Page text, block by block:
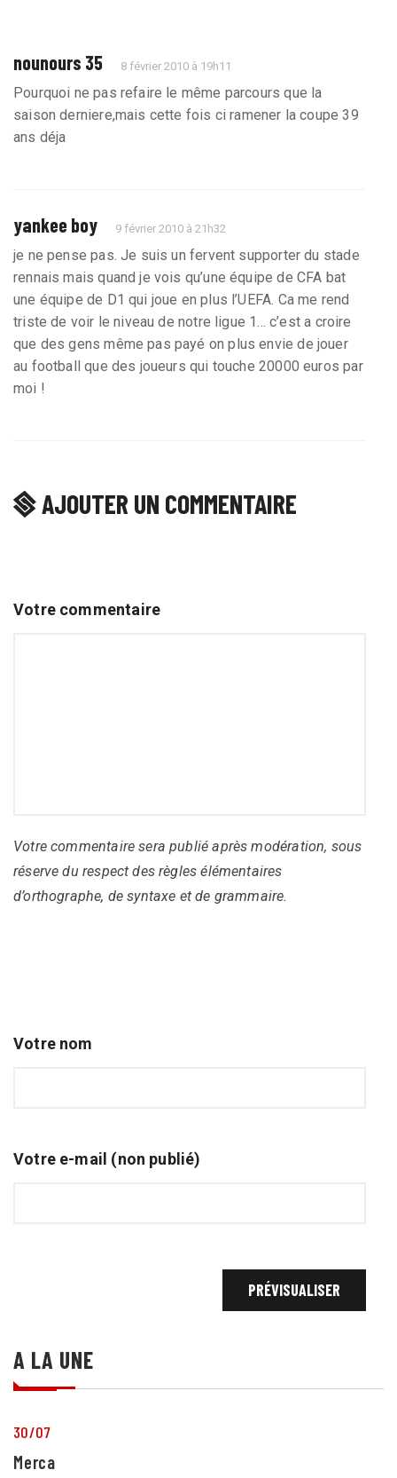
nounours 35 8 février 2010 à 19h11
Pourquoi ne pas refaire le même parcours que la
saison derniere,mais cette fois ci ramener la coupe 39
ans déja
yankee boy 9 février 2010 à 21h32
je ne pense pas. Je suis un fervent supporter du stade
rennais mais quand je vois qu’une équipe de CFA bat
une équipe de D1 qui joue en plus l’UEFA. Ca me rend
triste de voir le niveau de notre ligue 1... c’est a croire
que des gens même pas payé on plus envie de jouer
au football que des joueurs qui touche 20000 euros par
moi !
AJOUTER UN COMMENTAIRE
Votre commentaire
Votre commentaire sera publié après modération, sous
réserve du respect des règles élémentaires
d’orthographe, de syntaxe et de grammaire.
Votre nom
Votre e-mail (non publié)
A LA UNE
30/07
Mercato : Rayan Bamba prêté au Mans